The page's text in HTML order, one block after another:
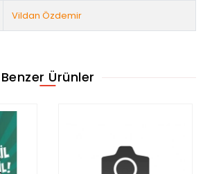
Vildan Özdemir
Benzer Ürünler